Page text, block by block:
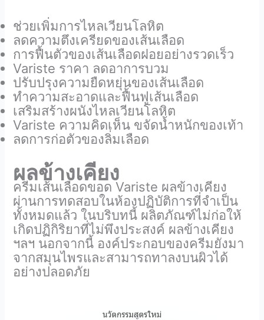
ช่วยเพิ่มการไหลเวียนโลหิต
ลดความตึงเครียดของเส้นเลือด
การฟื้นตัวของเส้นเลือดฝอยอย่างรวดเร็ว
Variste ราคา ลดอาการบวม
ปรับปรุงความยืดหยุ่นของเส้นเลือด
ทำความสะอาดและฟื้นฟูเส้นเลือด
เสริมสร้างผนังไหลเวียนโลหิต
Variste ความคิดเห็น ขจัดน้ำหนักของเท้า
ลดการก่อตัวของลิ่มเลือด
ผลข้างเคียง
ครีมเส้นเลือดขอด Variste ผลข้างเคียง
ผ่านการทดสอบในห้องปฏิบัติการที่จำเป็น
ทั้งหมดแล้ว ในบริบทนี้ ผลิตภัณฑ์ไม่ก่อให้
เกิดปฏิกิริยาที่ไม่พึงประสงค์ ผลข้างเคียง
ฯลฯ นอกจากนี้ องค์ประกอบของครีมยังมา
จากสมุนไพรและสามารถทาลงบนผิวได้
อย่างปลอดภัย